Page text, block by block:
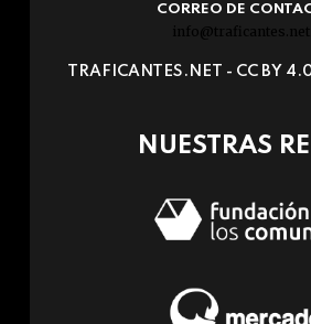
CORREO DE
info@traficantes.net
TRAFICANTES.NET - CC BY
NUESTRAS